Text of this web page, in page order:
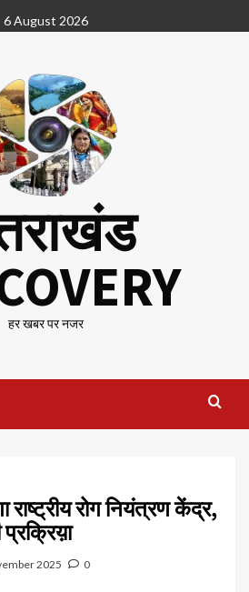
6 August 2026
हर खबर पर नजर
रोग नियंत्रण केंद्र,
2025 0